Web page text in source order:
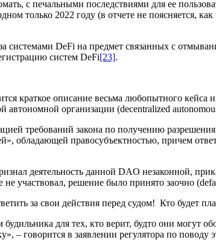
с печальными последствиями для ее
только 2022 году (в отчете не поясняется,
DeFi на предмет связанных с
систем DeFi[23].
краткое описание весьма любопытного кейса
автономной организации (decentralized
требований закона по получению
обладающей правосубъектностью, причем
деятельность данной DAO незаконной,
участвовал, решение было принято заочно
за свои действия перед судом! Кто будет
для тех, кто верит, будто они могут
– говорится в заявлении регулятора по поводу